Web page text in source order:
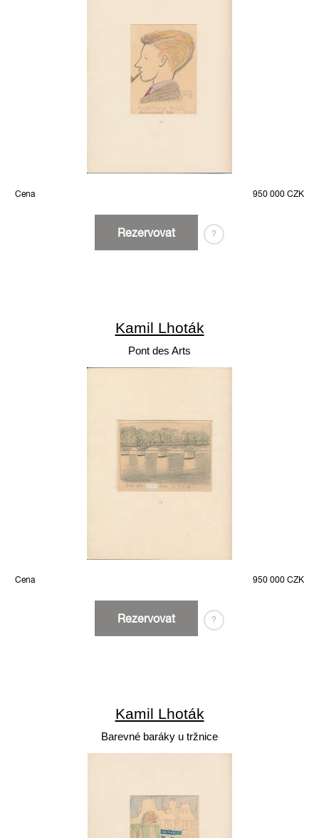
Cena 950 000 CZK
Rezervovat ?
Kamil Lhoták
Pont des Arts
Cena 950 000 CZK
Rezervovat ?
Kamil Lhoták
Barevné baráky u tržnice